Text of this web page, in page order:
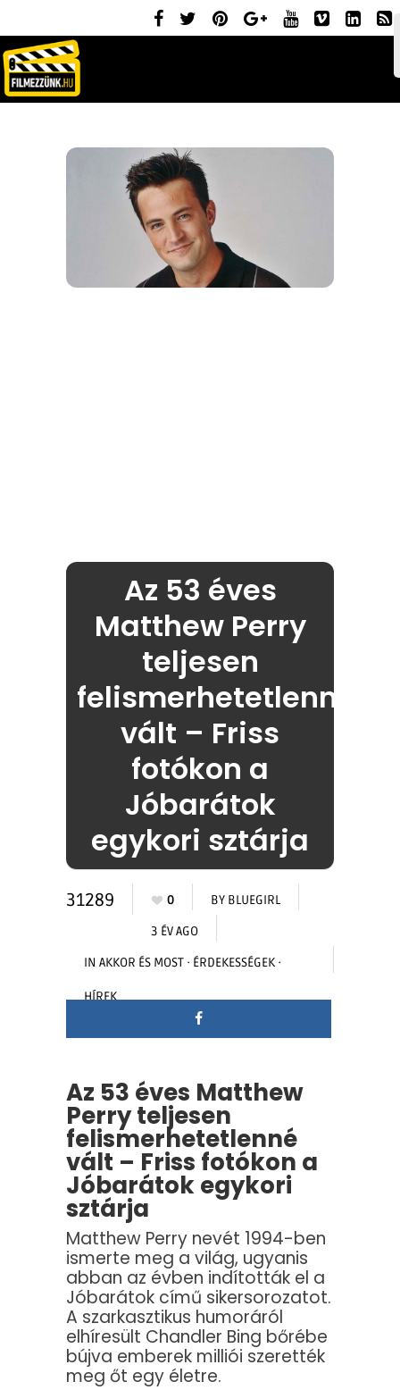
Az 53 éves
Matthew Perry
teljesen
felismerhetetlenné
vált – Friss
fotókon a
Jóbarátok
egykori sztárja
31289 0 BY BLUEGIRL
3 ÉV AGO
IN AKKOR ÉS MOST · ÉRDEKESSÉGEK ·
HÍREK
Az 53 éves Matthew
Perry teljesen
felismerhetetlenné
vált – Friss fotókon a
Jóbarátok egykori
sztárja
Matthew Perry nevét 1994-ben
ismerte meg a világ, ugyanis
abban az évben indították el a
Jóbarátok című sikersorozatot.
A szarkasztikus humoráról
elhíresült Chandler Bing bőrébe
bújva emberek milliói szerették
meg őt egy életre.